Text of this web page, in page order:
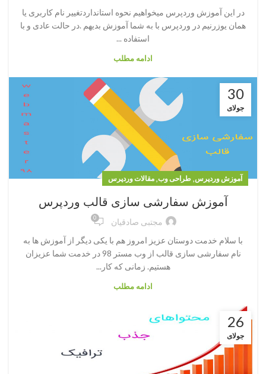
در این آموزش وردپرس میخواهیم نحوه استانداردتغییر نام کاربری یا
همان یوزرنیم در وردپرس با به شما آموزش بدیهم .در حالت عادی و با
استفاده ...
ادامه مطلب
30
جولای
آموزش وردپرس, طراحی وب, مقالات وردپرس
آموزش سفارشی سازی قالب وردپرس
مجتبی صادقیان 0
با سلام خدمت دوستان عزیز امروز هم با یکی دیگر از آموزش ها به
نام سفارشی سازی قالب از وب مستر 98 در خدمت شما عزیزان
هستیم. زمانی که کار...
ادامه مطلب
26
جولای